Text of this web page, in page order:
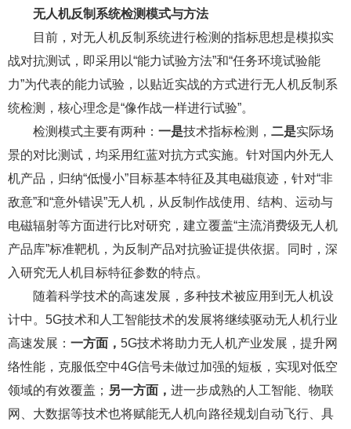
无人机反制系统检测模式与方法
目前，对无人机反制系统进行检测的指标思想是模拟实
战对抗测试，即采用以“能力试验方法”和“任务环境试验能
力”为代表的能力试验，以贴近实战的方式进行无人机反制系
统检测，核心理念是“像作战一样进行试验”。
检测模式主要有两种： 一是技术指标检测， 二是实际场
景的对比测试，均采用红蓝对抗方式实施。针对国内外无人
机产品，归纳“低慢小”目标基本特征及其电磁痕迹，针对“非
敌意”和“意外错误”无人机，从反制作战使用、结构、运动与
电磁辐射等方面进行比对研究，建立覆盖“主流消费级无人机
产品库”标准靶机，为反制产品对抗验证提供依据。同时，深
入研究无人机目标特征参数的特点。
随着科学技术的高速发展，多种技术被应用到无人机设
计中。5G技术和人工智能技术的发展将继续驱动无人机行业
高速发展： 一方面， 5G技术将助力无人机产业发展，提升网
络性能，克服低空中4G信号未做过加强的短板，实现对低空
领域的有效覆盖； 另一方面， 进一步成熟的人工智能、物联
网、大数据等技术也将赋能无人机向路径规划自动飞行、具